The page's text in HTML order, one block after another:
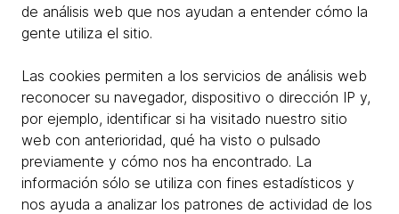
de análisis web que nos ayudan a entender cómo la
gente utiliza el sitio.
Las cookies permiten a los servicios de análisis web
reconocer su navegador, dispositivo o dirección IP y,
por ejemplo, identificar si ha visitado nuestro sitio
web con anterioridad, qué ha visto o pulsado
previamente y cómo nos ha encontrado. La
información sólo se utiliza con fines estadísticos y
nos ayuda a analizar los patrones de actividad de los